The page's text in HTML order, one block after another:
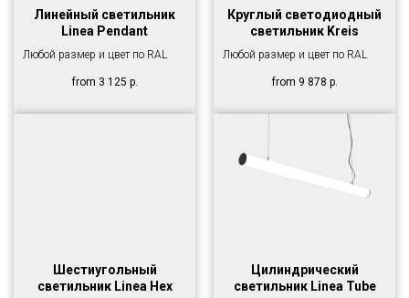
Линейный светильник
Linea Pendant
Любой размер и цвет по RAL
from 3 125 р.
Круглый светодиодный
светильник Kreis
Любой размер и цвет по RAL
from 9 878 р.
Шестиугольный
светильник Linea Hex
Цилиндрический
светильник Linea Tube